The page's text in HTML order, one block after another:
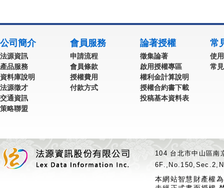
公司簡介
法源資訊
產品服務
資料庫說明
法源徵才
交通資訊
策略聯盟
會員服務
申請流程
會員條款
授權費用
付款方式
論著授權
徵集論著
啟用授權專區
權利金計算說明
授權合約書下載
投稿基本資料表
常
使
常
104 台北市中山區
本網站智慧財產權